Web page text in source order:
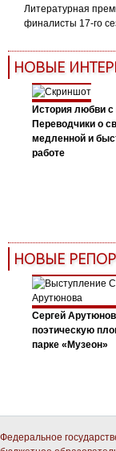
Литературная
финалисты 17-го
НОВЫЕ
История любви с
Переводчики о
медленной и
работе
НОВЫЕ
Сергей
поэтическую
парке «Музеон»
Федеральное